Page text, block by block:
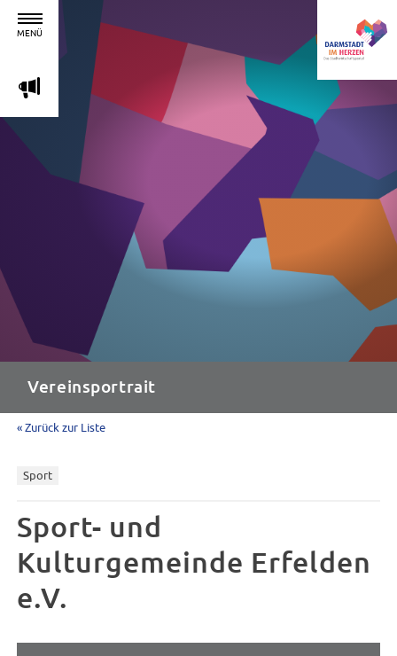
MENÜ
m
Vereinsportrait
« Zurück zur Liste
Sport
Sport- und
Kulturgemeinde Erfelden
e.V.